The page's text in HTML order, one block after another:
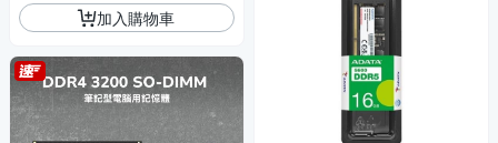
加入購物車